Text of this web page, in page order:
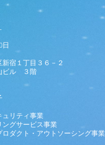
宿１丁目３６－２
３階
リティ事業
ービス事業
アウトソーシング事業​